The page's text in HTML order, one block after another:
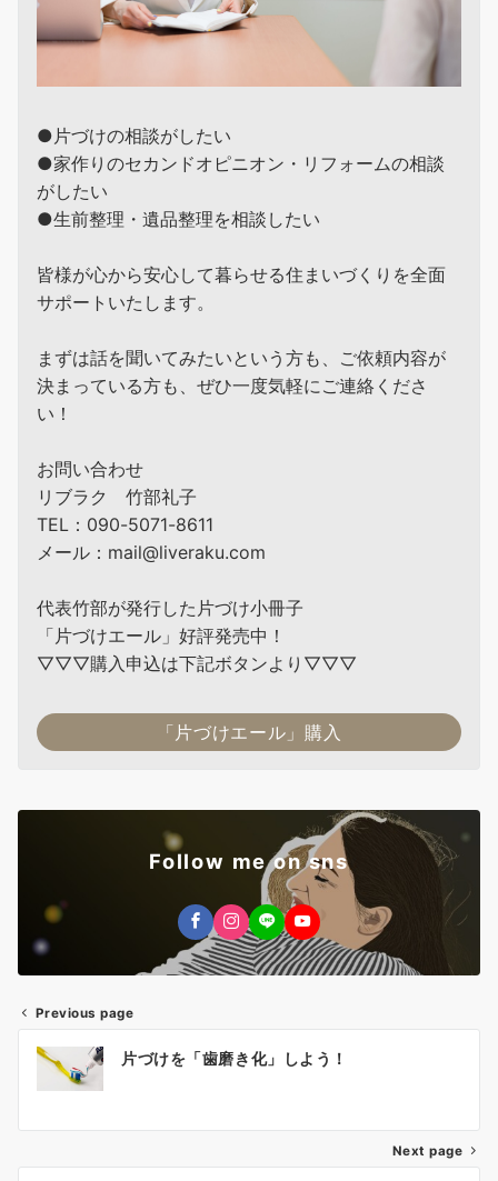
●片づけの相談がしたい
●家作りのセカンドオピニオン・リフォームの相談
がしたい
●生前整理・遺品整理を相談したい
皆様が心から安心して暮らせる住まいづくりを全面
サポートいたします。
まずは話を聞いてみたいという方も、ご依頼内容が
決まっている方も、ぜひ一度気軽にご連絡くださ
い！
お問い合わせ
リブラク 竹部礼子
TEL：090-5071-8611
メール：mail@liveraku.com
代表竹部が発行した片づけ小冊子
「片づけエール」好評発売中！
▽▽▽購入申込は下記ボタンより▽▽▽
「片づけエール」購入
Follow me on sns
投
稿
Previous page
片づけを「歯磨き化」しよう！
Next page